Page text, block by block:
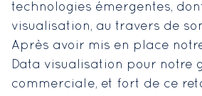
technologies émergentes,
visualisation, au travers de
Après avoir mis en place
Data visualisation pour notre
commerciale, et fort de ce